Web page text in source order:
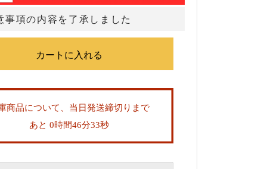
事項の内容を了承しました
商品について、当日発送締切りまで
あと 0時間46分32秒